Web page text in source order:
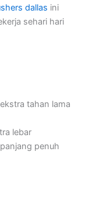
dallas ini
sehari hari
tahan lama
lebar
penuh